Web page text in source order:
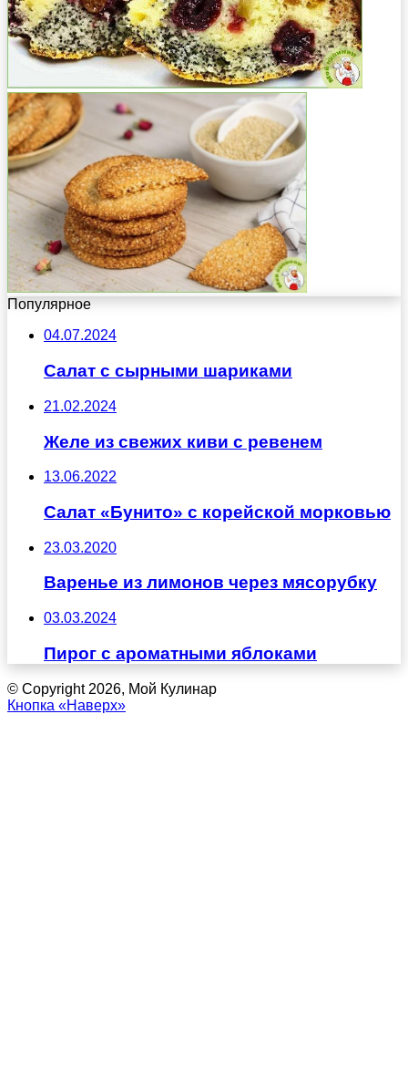
Популярное
04.07.2024
Салат с сырными шариками
21.02.2024
Желе из свежих киви с ревенем
13.06.2022
Салат «Бунито» с корейской морковью
23.03.2020
Варенье из лимонов через мясорубку
03.03.2024
Пирог с ароматными яблоками
© Copyright 2026, Мой Кулинар
Кнопка «Наверх»